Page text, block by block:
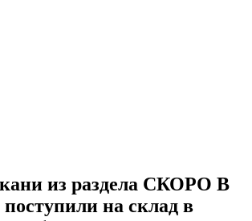
из раздела СКОРО В
на склад в